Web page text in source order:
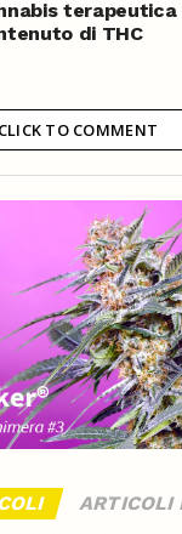
di THC
CLICK TO COMMENT
ARTICOLI